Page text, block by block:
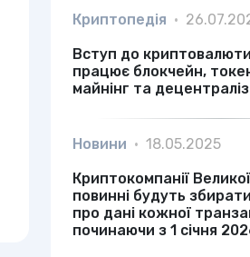
Криптопедія •
Вступ до
працює блокчейн,
майнінг та
Новини • 18.05.2025
Криптокомпанії
повинні будуть
про дані кожної
починаючи з 1 січня